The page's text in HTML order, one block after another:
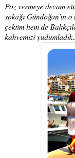
Poz vermeye devam
sokağı Gündoğan'ın
çektim hem de
kahvemizi